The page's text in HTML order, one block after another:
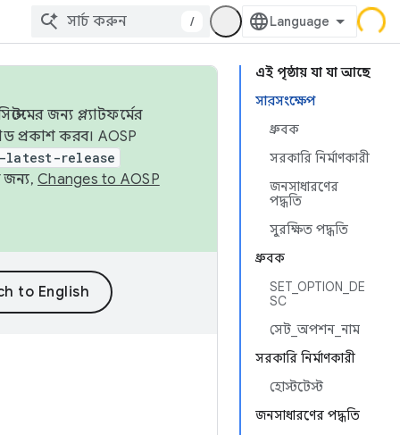
/
এই পৃষ্ঠায় যা যা আছে
সারসংক্ষেপ
ধ্রুবক
সরকারি নির্মাণকারী
জনসাধারণের
পদ্ধতি
সুরক্ষিত পদ্ধতি
ধ্রুবক
SET_OPTION_DE
SC
সেট_অপশন_নাম
সরকারি নির্মাণকারী
হোস্টটেস্ট
জনসাধারণের পদ্ধতি
জন্য প্ল্যাটফর্মের
প্রকাশ করব। AOSP
latest-release
জন্য, Changes to AOSP